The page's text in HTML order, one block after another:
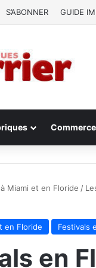
S’ABONNER GUIDE
Miami et en Floride /
en Floride Festivals
en